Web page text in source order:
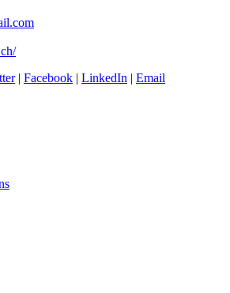
| Facebook | LinkedIn | Email